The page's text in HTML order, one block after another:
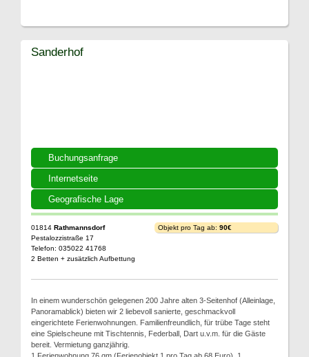
Buchungsanfrage
Internetseite
Geografische Lage
Sanderhof
01814 Rathmannsdorf
Pestalozzistraße 17
Telefon: 035022 41768
2 Betten + zusätzlich Aufbettung
Objekt pro Tag ab: 90€
In einem wunderschön gelegenen 200 Jahre alten 3-Seitenhof (Alleinlage,
Panoramablick) bieten wir 2 liebevoll sanierte, geschmackvoll
eingerichtete Ferienwohnungen. Familienfreundlich, für trübe Tage steht
eine Spielscheune mit Tischtennis, Federball, Dart u.v.m. für die Gäste
bereit. Vermietung ganzjährig.